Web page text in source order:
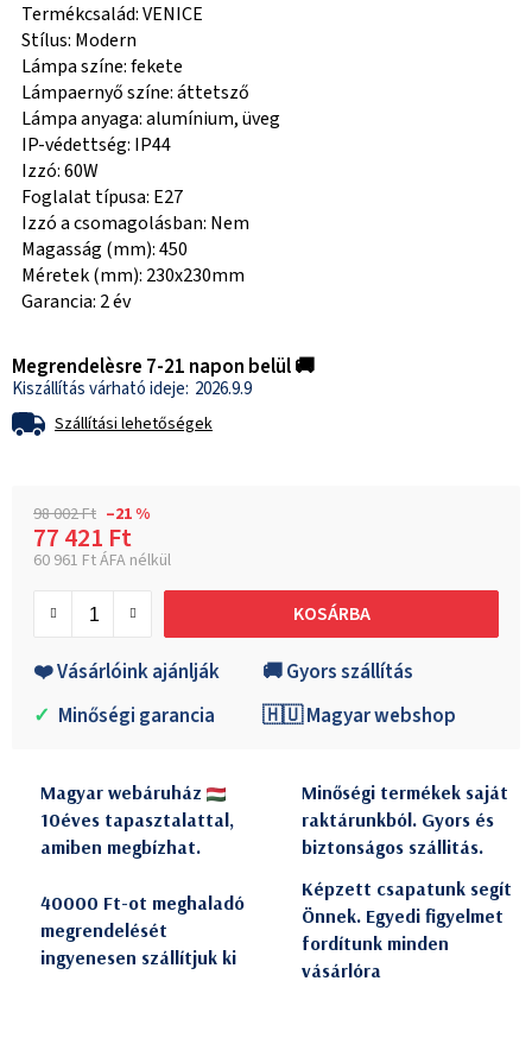
Termékcsalád: VENICE
Stílus: Modern
Lámpa színe: fekete
Lámpaernyő színe: áttetsző
Lámpa anyaga: alumínium, üveg
IP-védettség: IP44
Izzó: 60W
Foglalat típusa: E27
Izzó a csomagolásban: Nem
Magasság (mm): 450
Méretek (mm): 230x230mm
Garancia: 2 év
Megrendelèsre 7-21 napon belül 🚚
2026.9.9
Szállítási lehetőségek
98 002 Ft –21 %
77 421 Ft
60 961 Ft ÁFA nélkül
KOSÁRBA
❤️ Vásárlóink ajánlják
🚚 Gyors szállítás
✓ Minőségi garancia 🇭🇺 Magyar webshop
Magyar webáruház
10éves tapasztalattal,
amiben megbízhat.
Minőségi termékek saját
raktárunkból. Gyors és
biztonságos szállitás.
40000 Ft-ot meghaladó
megrendelését
ingyenesen szállítjuk ki
Képzett csapatunk segít
Önnek. Egyedi figyelmet
fordítunk minden
vásárlóra